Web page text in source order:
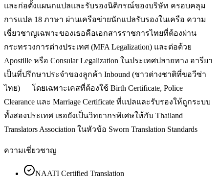
และก่อตั้งแผนกแปลและรับรองนิติกรณ์ของบริษัท ครอบคลุม
การแปล 18 ภาษา ผ่านเครือข่ายนักแปลรับรองในเครือ ความ
เชี่ยวชาญเฉพาะของเธอคือเอกสารราชการไทยที่ต้องผ่าน
กระทรวงการต่างประเทศ (MFA Legalization) และต่อด้วย
Apostille หรือ Consular Legalization ในประเทศปลายทาง อารียา
เป็นที่ปรึกษาประจำของลูกค้า Inbound (ชาวต่างชาติที่ขอวีซ่า
ไทย) — โดยเฉพาะเคสที่ต้องใช้ Birth Certificate, Police
Clearance และ Marriage Certificate ที่แปลและรับรองให้ถูกระบบ
ทั้งสองประเทศ เธอยังเป็นวิทยากรพิเศษให้กับ Thailand
Translators Association ในหัวข้อ Sworn Translation Standards
ความเชี่ยวชาญ
NAATI Certified Translation